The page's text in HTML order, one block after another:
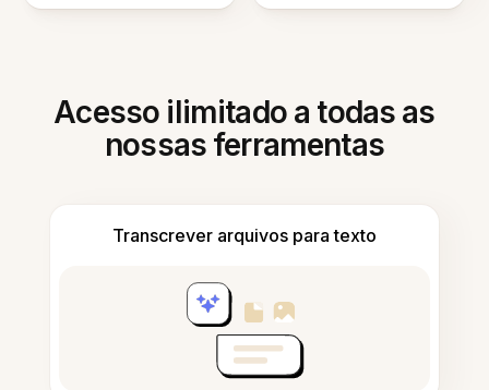
Acesso ilimitado a todas as
nossas ferramentas
Transcrever arquivos para texto